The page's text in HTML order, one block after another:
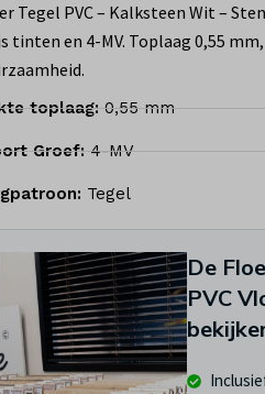
Tegel PVC – Kalksteen Wit –
tinten en 4-MV. Toplaag 0,55
toplaag:0,55 mm
Groef:4-MV
Tegel
De
PVC